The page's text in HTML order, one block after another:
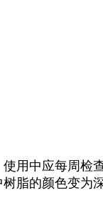
用中应每周检
脂的颜色变为